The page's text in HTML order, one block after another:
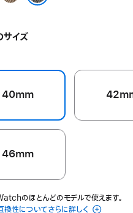
す）
ー
ド
サイズ
40mm
46mm
のほとんどのモデルで使えます。
換性についてさらに詳しく